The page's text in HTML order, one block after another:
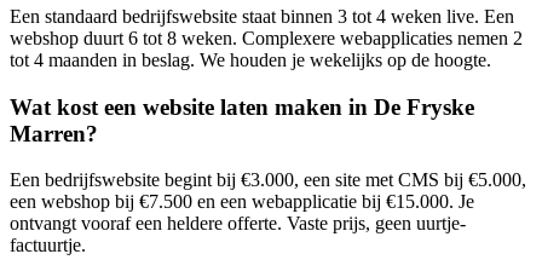
Een standaard bedrijfswebsite staat binnen 3 tot 4 weken live. Een
webshop duurt 6 tot 8 weken. Complexere webapplicaties nemen 2
tot 4 maanden in beslag. We houden je wekelijks op de hoogte.
Wat kost een website laten maken in De Fryske
Marren?
Een bedrijfswebsite begint bij €3.000, een site met CMS bij €5.000,
een webshop bij €7.500 en een webapplicatie bij €15.000. Je
ontvangt vooraf een heldere offerte. Vaste prijs, geen uurtje-
factuurtje.